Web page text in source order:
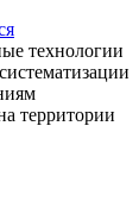
технологии
территории